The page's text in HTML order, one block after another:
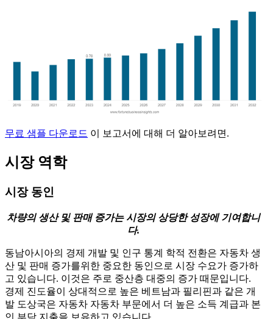
무료 샘플 다운로드 이 보고서에 대해 더 알아보려면.
시장 역학
시장 동인
차량의 생산 및 판매 증가는 시장의 상당한 성장에 기여합니
다.
동남아시아의 경제 개발 및 인구 통계 학적 전환은 자동차 생
산 및 판매 증가를위한 중요한 동인으로 시장 수요가 증가하
고 있습니다. 이것은 주로 중산층 대중의 증가 때문입니다.
경제 진도율이 상대적으로 높은 베트남과 필리핀과 같은 개
발 도상국은 자동차 자동차 부문에서 더 높은 소득 계급과 본
인 부담 지출을 보유하고 있습니다.